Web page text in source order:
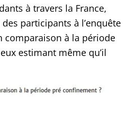
à travers la France,
participants à l’enquête
comparaison à la période
estimant même qu’il